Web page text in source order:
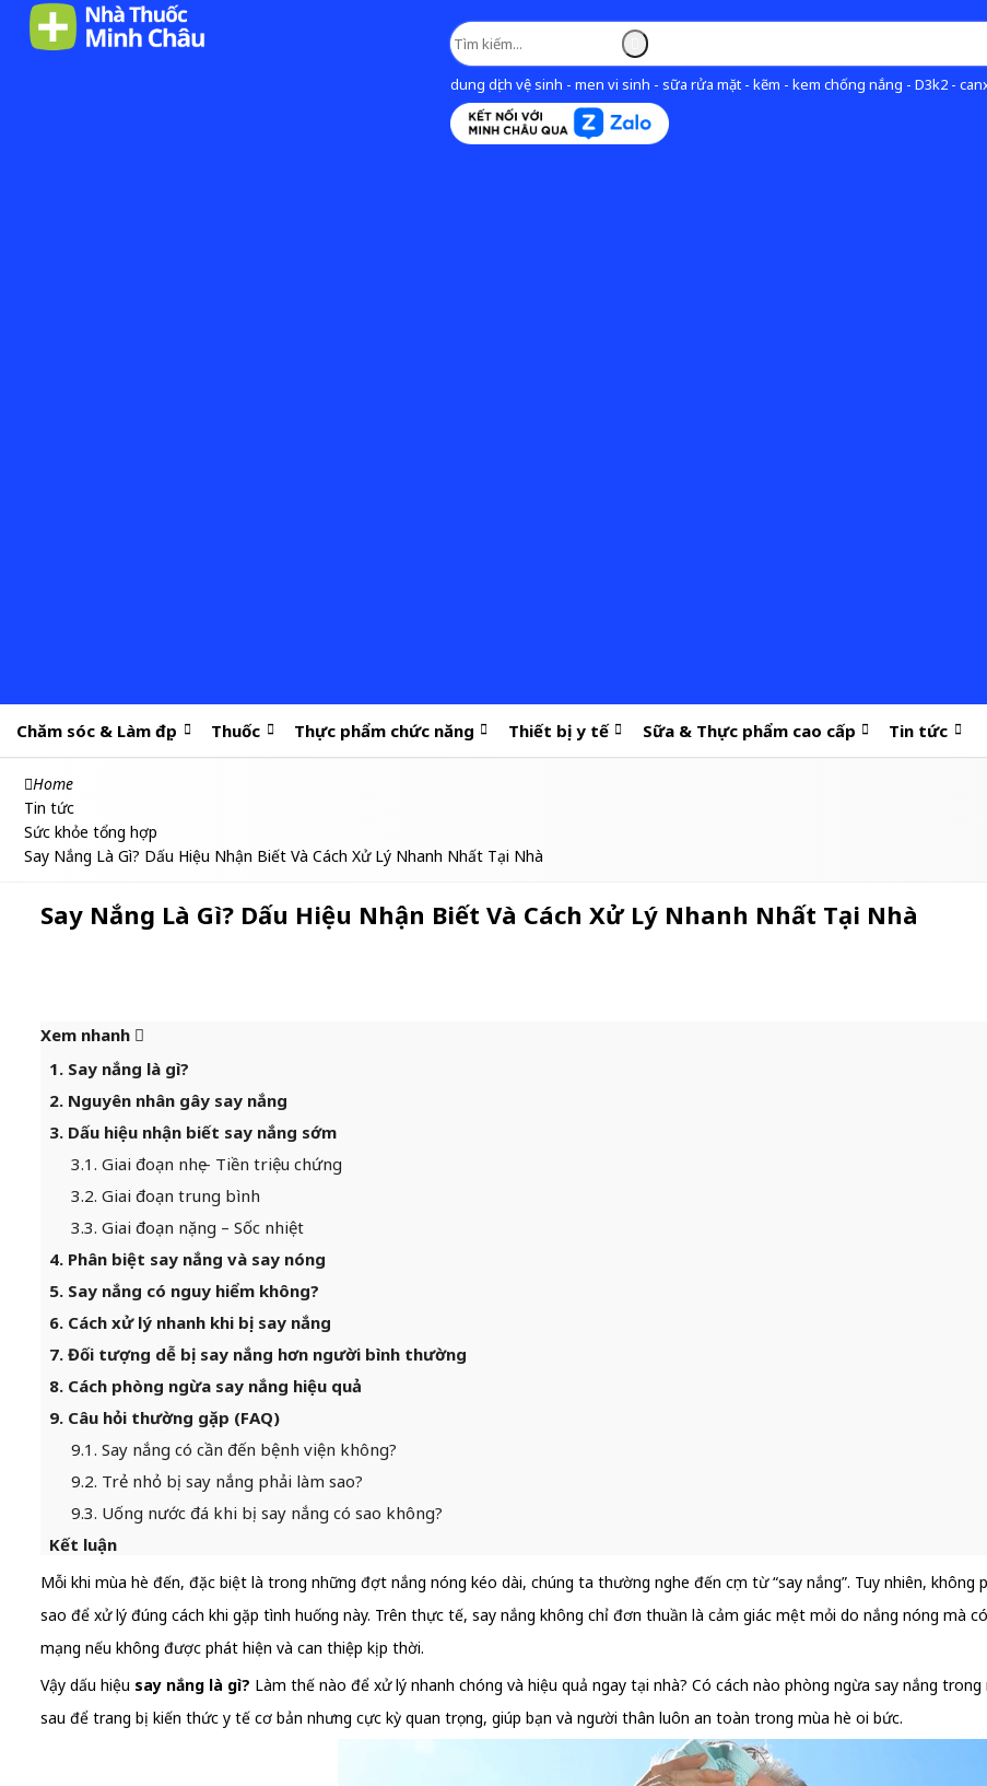
dung dịch vệ sinh - men vi sinh - sữa rửa mặt - kẽm - kem chống nắng - D3k2 -
Chăm sóc & Làm đẹp Thuốc Thực phẩm chức năng Thiết bị y tế Sữa & Thực phẩm cao cấp Tin tức
Home
Tin tức
Sức khỏe tổng hợp
Say Nắng Là Gì? Dấu Hiệu Nhận Biết Và Cách Xử Lý Nhanh Nhất Tại Nhà
Say Nắng Là Gì? Dấu Hiệu Nhận Biết Và Cách Xử Lý Nhanh Nhất Tại Nhà
Xem nhanh
1. Say nắng là gì?
2. Nguyên nhân gây say nắng
3. Dấu hiệu nhận biết say nắng sớm
3.1. Giai đoạn nhẹ – Tiền triệu chứng
3.2. Giai đoạn trung bình
3.3. Giai đoạn nặng – Sốc nhiệt
4. Phân biệt say nắng và say nóng
5. Say nắng có nguy hiểm không?
6. Cách xử lý nhanh khi bị say nắng
7. Đối tượng dễ bị say nắng hơn người bình thường
8. Cách phòng ngừa say nắng hiệu quả
9. Câu hỏi thường gặp (FAQ)
9.1. Say nắng có cần đến bệnh viện không?
9.2. Trẻ nhỏ bị say nắng phải làm sao?
9.3. Uống nước đá khi bị say nắng có sao không?
Kết luận
Mỗi khi mùa hè đến, đặc biệt là trong những đợt nắng nóng kéo dài, chúng ta thường nghe đến cụm từ “say nắng”. Tuy nhiên, không
sao để xử lý đúng cách khi gặp tình huống này. Trên thực tế, say nắng không chỉ đơn thuần là cảm giác mệt mỏi do nắng nóng mà
mạng nếu không được phát hiện và can thiệp kịp thời.
Vậy dấu hiệu say nắng là gì? Làm thế nào để xử lý nhanh chóng và hiệu quả ngay tại nhà? Có cách nào phòng ngừa say nắng
sau để trang bị kiến thức y tế cơ bản nhưng cực kỳ quan trọng, giúp bạn và người thân luôn an toàn trong mùa hè oi bức.